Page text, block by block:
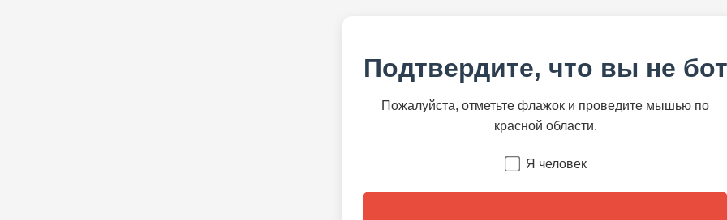
Подтвердите, что вы не бот
Пожалуйста, отметьте флажок и проведите мышью по
красной области.
Я человек